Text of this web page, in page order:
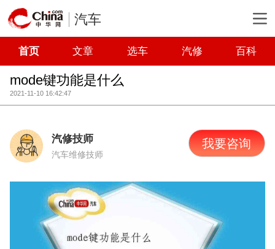
汽车
首页 文章 选车 汽修 百科
mode键功能是什么
2021-11-10 16:42:47
汽修技师
汽车维修技师
我要咨询